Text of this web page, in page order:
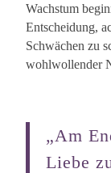
Wachstum
Entscheidung,
Schwächen zu
wohlwollender
„Am
Liebe